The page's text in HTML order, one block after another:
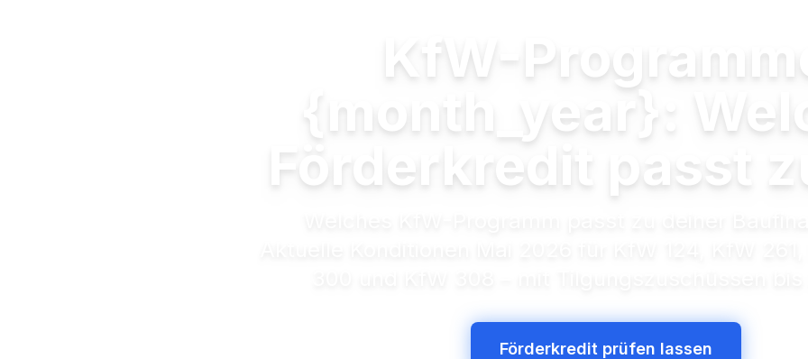
KfW-
{month_year}:
Förderkredit passt
Förderkredit prüfen lassen